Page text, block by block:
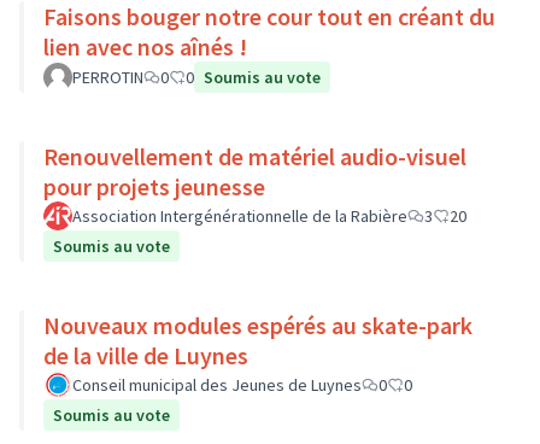
Faisons bouger notre cour tout en créant du
lien avec nos aînés !
PERROTIN 0 0 Soumis au vote
Renouvellement de matériel audio-visuel
pour projets jeunesse
Association Intergénérationnelle de la Rabière 3
20
Soumis au vote
Nouveaux modules espérés au skate-park
de la ville de Luynes
Conseil municipal des Jeunes de Luynes 0
0
Soumis au vote